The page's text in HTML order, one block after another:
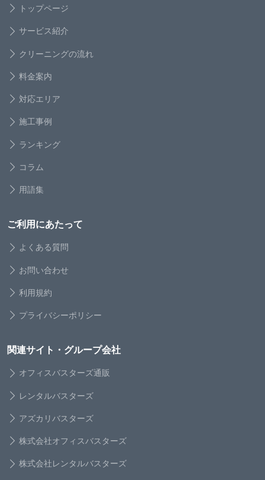
トップページ
サービス紹介
クリーニングの流れ
料金案内
対応エリア
施工事例
ランキング
コラム
用語集
ご利用にあたって
よくある質問
お問い合わせ
利用規約
プライバシーポリシー
関連サイト・グループ会社
オフィスバスターズ通販
レンタルバスターズ
アズカリバスターズ
株式会社オフィスバスターズ
株式会社レンタルバスターズ